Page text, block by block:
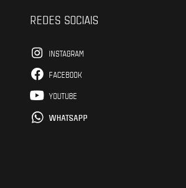
REDES SOCIAIS
INSTAGRAM
FACEBOOK
YOUTUBE
WHATSAPP